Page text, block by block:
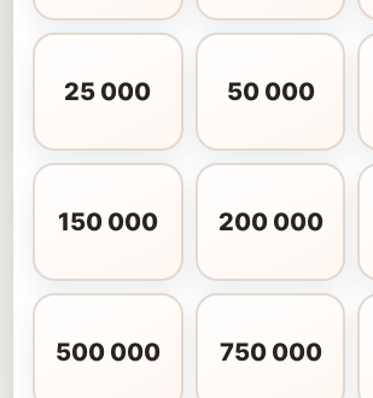
25 000 50 000
150 000 200 000
500 000 750 000